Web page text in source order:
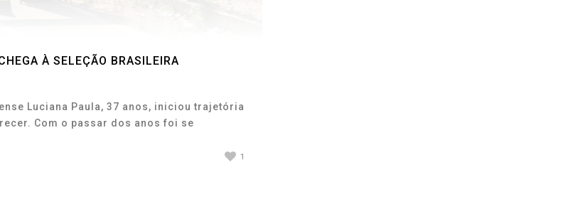
À SELEÇÃO BRASILEIRA
Luciana Paula, 37 anos, iniciou trajetória
Com o passar dos anos foi se
1